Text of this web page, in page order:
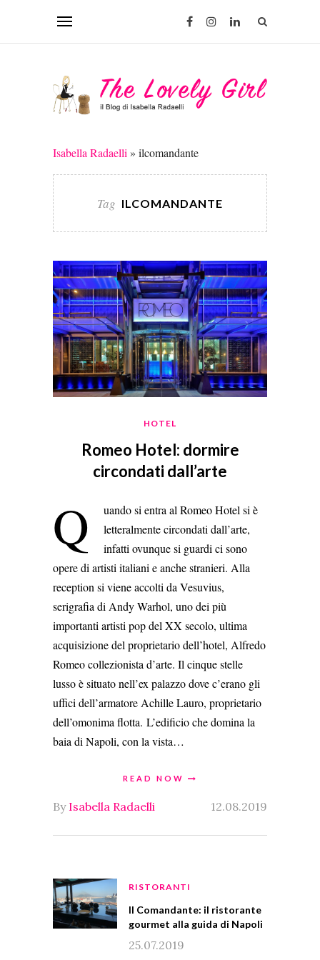
Isabella Radaelli » ilcomandante
Tag ILCOMANDANTE
HOTEL
Romeo Hotel: dormire
circondati dall’arte
Q
uando si entra al Romeo Hotel si è
letteralmente circondati dall’arte,
infatti ovunque si guardi ci sono
opere di artisti italiani e anche stranieri. Alla
reception si viene accolti da Vesuvius,
serigrafia di Andy Warhol, uno dei più
importanti artisti pop del XX secolo, ultima
acquisizione del proprietario dell’hotel, Alfredo
Romeo collezionista d’arte. Il cinque stelle
lusso è situato nell’ex palazzo dove c’erano gli
uffici dell’armatore Achille Lauro, proprietario
dell’omonima flotta. L’edificio che domina la
baia di Napoli, con la vista…
READ NOW
By Isabella Radaelli 12.08.2019
RISTORANTI
Il Comandante: il ristorante
gourmet alla guida di Napoli
25.07.2019